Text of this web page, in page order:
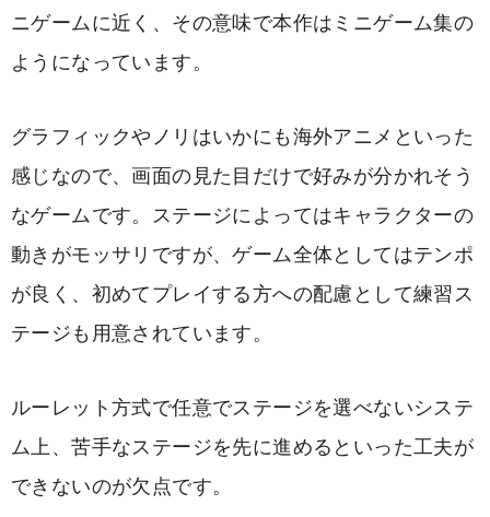
ニゲームに近く、その意味で本作はミニゲーム集の
ようになっています。
グラフィックやノリはいかにも海外アニメといった
感じなので、画面の見た目だけで好みが分かれそう
なゲームです。ステージによってはキャラクターの
動きがモッサリですが、ゲーム全体としてはテンポ
が良く、初めてプレイする方への配慮として練習ス
テージも用意されています。
ルーレット方式で任意でステージを選べないシステ
ム上、苦手なステージを先に進めるといった工夫が
できないのが欠点です。